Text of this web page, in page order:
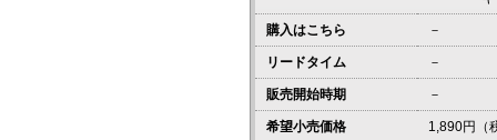
購入はこちら －
リードタイム －
販売開始時期 －
希望小売価格 1,890円（